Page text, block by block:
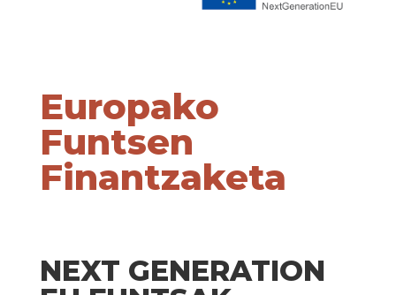
Europako
Funtsen
Finantzaketa
NEXT GENERATION